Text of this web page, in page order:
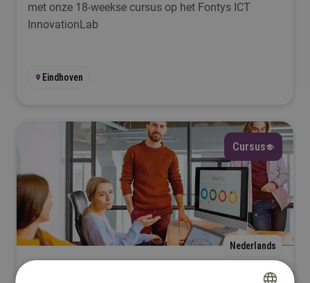
met onze 18-weekse cursus op het Fontys ICT
InnovationLab
Eindhoven
Cursus
Nederlands